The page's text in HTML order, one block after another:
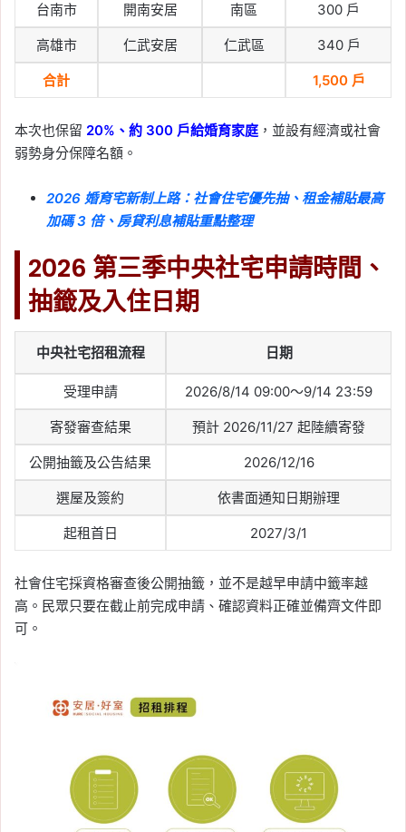
台南市 開南安居 南區 300 戶
高雄市 仁武安居 仁武區 340 戶
合計 1,500 戶
本次也保留 20%、約 300 戶給婚育家庭 ，並設有經濟或社會
弱勢身分保障名額。
2026 婚育宅新制上路：社會住宅優先抽、租金補貼最高
加碼 3 倍、房貸利息補貼重點整理
2026 第三季中央社宅申請時間、
抽籤及入住日期
中央社宅招租流程 日期
受理申請 2026/8/14 09:00～9/14 23:59
寄發審查結果 預計 2026/11/27 起陸續寄發
公開抽籤及公告結果 2026/12/16
選屋及簽約 依書面通知日期辦理
起租首日 2027/3/1
社會住宅採資格審查後公開抽籤，並不是越早申請中籤率越
高。民眾只要在截止前完成申請、確認資料正確並備齊文件即
可。